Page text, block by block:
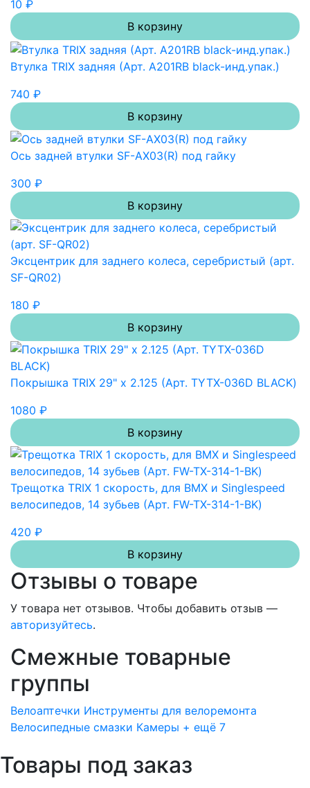
10 ₽
В корзину
Втулка TRIX задняя (Арт. A201RB black-инд.упак.)
740 ₽
В корзину
Ось задней втулки SF-AX03(R) под гайку
300 ₽
В корзину
Эксцентрик для заднего колеса, серебристый (арт.
SF-QR02)
180 ₽
В корзину
Покрышка TRIX 29" х 2.125 (Арт. TYTX-036D BLACK)
1080 ₽
В корзину
Трещотка TRIX 1 скорость, для BMX и Singlespeed
велосипедов, 14 зубьев (Арт. FW-TX-314-1-BK)
420 ₽
В корзину
Отзывы о товаре
У товара нет отзывов. Чтобы добавить отзыв —
авторизуйтесь.
Смежные товарные
группы
Велоаптечки Инструменты для велоремонта
Велосипедные смазки Камеры + ещё 7
Товары под заказ